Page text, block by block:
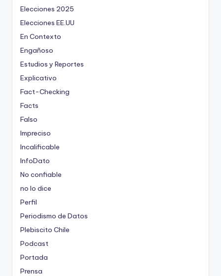
Elecciones 2025
Elecciones EE.UU
En Contexto
Engañoso
Estudios y Reportes
Explicativo
Fact-Checking
Facts
Falso
Impreciso
Incalificable
InfoDato
No confiable
no lo dice
Perfil
Periodismo de Datos
Plebiscito Chile
Podcast
Portada
Prensa